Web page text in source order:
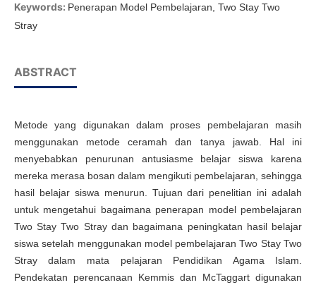
Keywords: Penerapan Model Pembelajaran, Two Stay Two
Stray
ABSTRACT
Metode yang digunakan dalam proses pembelajaran masih
menggunakan metode ceramah dan tanya jawab. Hal ini
menyebabkan penurunan antusiasme belajar siswa karena
mereka merasa bosan dalam mengikuti pembelajaran, sehingga
hasil belajar siswa menurun. Tujuan dari penelitian ini adalah
untuk mengetahui bagaimana penerapan model pembelajaran
Two Stay Two Stray dan bagaimana peningkatan hasil belajar
siswa setelah menggunakan model pembelajaran Two Stay Two
Stray dalam mata pelajaran Pendidikan Agama Islam.
Pendekatan perencanaan Kemmis dan McTaggart digunakan